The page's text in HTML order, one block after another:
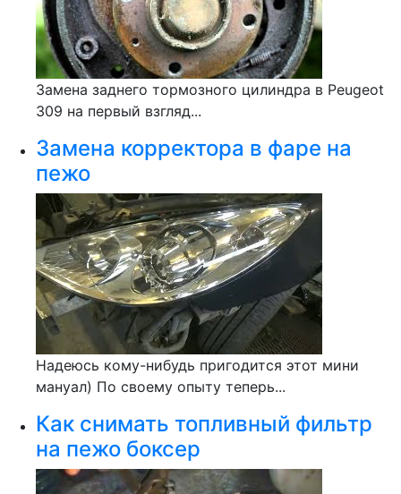
Замена заднего тормозного цилиндра в Peugeot
309 на первый взгляд...
Замена корректора в фаре на
пежо
Надеюсь кому-нибудь пригодится этот мини
мануал) По своему опыту теперь...
Как снимать топливный фильтр
на пежо боксер